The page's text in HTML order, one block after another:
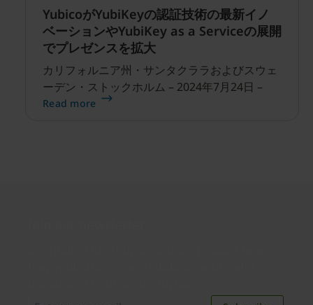
ーションにより、OpenAIのAdvanced
YubicoがYubiKeyの認証技術の最新イノ
ベーションやYubiKey as a Serviceの展開
でプレゼンスを拡大
カリフォルニア州・サンタクララおよびスウェ
ーデン・ストックホルム – 2024年7月24日 –
Read more